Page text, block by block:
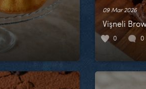
09 Mar 2026
Vişneli
0 0